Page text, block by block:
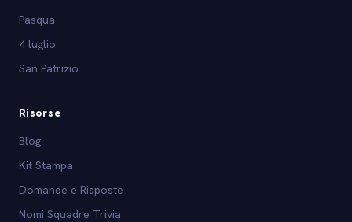
Pasqua
4 luglio
San Patrizio
Risorse
Blog
Kit Stampa
Domande e Risposte
Nomi Squadre Trivia